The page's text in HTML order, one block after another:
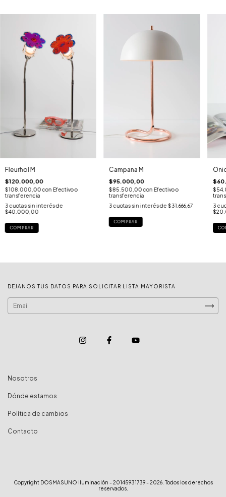
Fleurhol M
$120.000,00
$108.000,00con Efectivo o
transferencia
3 cuotas sin interés de
$40.000,00
COMPRAR
Campana M
$95.000,00
$85.500,00con Efectivo o
transferencia
3 cuotas sin interés de $31.666,67
COMPRAR
3
DEJANOS TUS DATOS PARA SOLICITAR LISTA MAYORISTA
Nosotros
Dónde estamos
Política de cambios
Contacto
Copyright DOSMASUNO Iluminación - 20145931739 - 2026. Todos los derechos
reservados.